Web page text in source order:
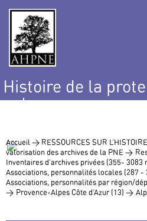
Histoire de la
nature
Accueil > RESSOURCES SUR
valorisation des archives de la PNE >
Inventaires d’archives privées (355-
Associations, personnalités locales (287
Associations, personnalités par région/
> Provence-Alpes Côte d’Azur (13) >